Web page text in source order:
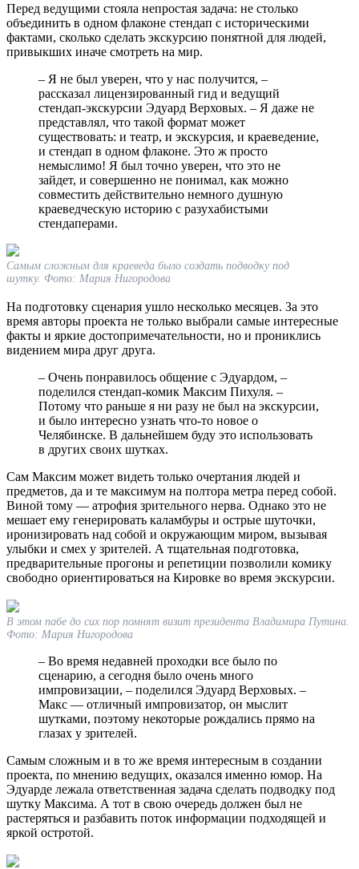
Перед ведущими стояла непростая задача: не столько
объединить в одном флаконе стендап с историческими
фактами, сколько сделать экскурсию понятной для людей,
привыкших иначе смотреть на мир.
– Я не был уверен, что у нас получится, –
рассказал лицензированный гид и ведущий
стендап-экскурсии Эдуард Верховых. – Я даже не
представлял, что такой формат может
существовать: и театр, и экскурсия, и краеведение,
и стендап в одном флаконе. Это ж просто
немыслимо! Я был точно уверен, что это не
зайдет, и совершенно не понимал, как можно
совместить действительно немного душную
краеведческую историю с разухабистыми
стендаперами.
Самым сложным для краеведа было создать подводку под
шутку. Фото: Мария Нигородова
На подготовку сценария ушло несколько месяцев. За это
время авторы проекта не только выбрали самые интересные
факты и яркие достопримечательности, но и прониклись
видением мира друг друга.
– Очень понравилось общение с Эдуардом, –
поделился стендап-комик Максим Пихуля. –
Потому что раньше я ни разу не был на экскурсии,
и было интересно узнать что-то новое о
Челябинске. В дальнейшем буду это использовать
в других своих шутках.
Сам Максим может видеть только очертания людей и
предметов, да и те максимум на полтора метра перед собой.
Виной тому — атрофия зрительного нерва. Однако это не
мешает ему генерировать каламбуры и острые шуточки,
иронизировать над собой и окружающим миром, вызывая
улыбки и смех у зрителей. А тщательная подготовка,
предварительные прогоны и репетиции позволили комику
свободно ориентироваться на Кировке во время экскурсии.
В этом пабе до сих пор помнят визит президента Владимира Путина.
Фото: Мария Нигородова
– Во время недавней проходки все было по
сценарию, а сегодня было очень много
импровизации, – поделился Эдуард Верховых. –
Макс — отличный импровизатор, он мыслит
шутками, поэтому некоторые рождались прямо на
глазах у зрителей.
Самым сложным и в то же время интересным в создании
проекта, по мнению ведущих, оказался именно юмор. На
Эдуарде лежала ответственная задача сделать подводку под
шутку Максима. А тот в свою очередь должен был не
растеряться и разбавить поток информации подходящей и
яркой остротой.